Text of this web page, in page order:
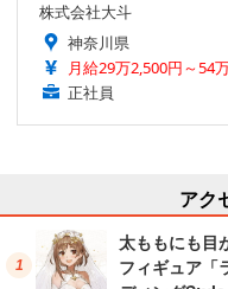
株式会社大斗
神奈川県
月給29万2,500円～54
正社員
アク
太ももにも目
フィギュア「